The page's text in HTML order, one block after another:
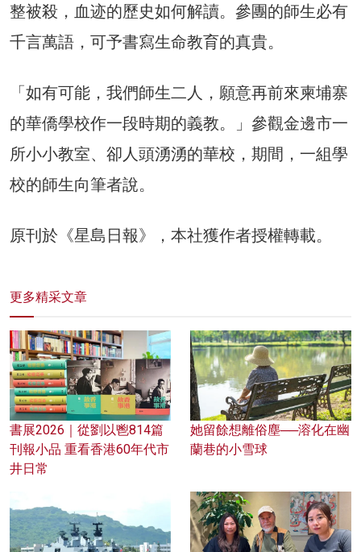
整被殺，血迹的歷史如何解讀。參團的師生必有
千言萬語，可予書寫生命教育的真貴。
「如有可能，我們師生二人，願意再前來柬埔寨
的華僑學校作一段時期的義教。」參觀金邊市一
所小小教室、卻人頭湧湧的華校，期間，一組學
校的師生向筆者說。
原刊於《星島日報》，本社獲作者授權轉載。
更多精采文章
書展2026｜從劉以鬯814篇
刊報小品 重看香港60年代市
井日常
她留餘想離俗塵──溶化在幽
蘭巷的小雪球